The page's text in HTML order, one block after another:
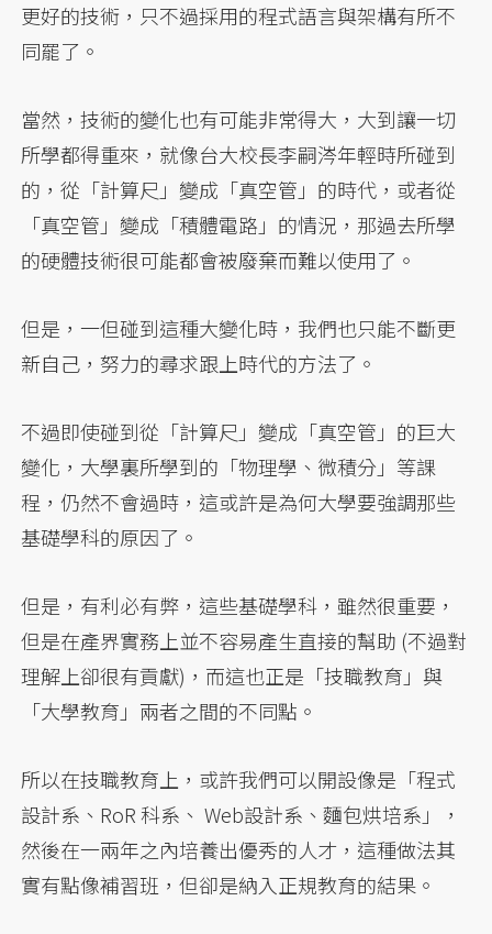
更好的技術，只不過採用的程式語言與架構有所不
同罷了。
當然，技術的變化也有可能非常得大，大到讓一切
所學都得重來，就像台大校長李嗣涔年輕時所碰到
的，從「計算尺」變成「真空管」的時代，或者從
「真空管」變成「積體電路」的情況，那過去所學
的硬體技術很可能都會被廢棄而難以使用了。
但是，一但碰到這種大變化時，我們也只能不斷更
新自己，努力的尋求跟上時代的方法了。
不過即使碰到從「計算尺」變成「真空管」的巨大
變化，大學裏所學到的「物理學、微積分」等課
程，仍然不會過時，這或許是為何大學要強調那些
基礎學科的原因了。
但是，有利必有弊，這些基礎學科，雖然很重要，
但是在產界實務上並不容易產生直接的幫助 (不過對
理解上卻很有貢獻)，而這也正是「技職教育」與
「大學教育」兩者之間的不同點。
所以在技職教育上，或許我們可以開設像是「程式
設計系、RoR 科系、 Web設計系、麵包烘培系」，
然後在一兩年之內培養出優秀的人才，這種做法其
實有點像補習班，但卻是納入正規教育的結果。